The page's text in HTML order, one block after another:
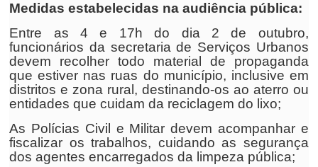
Medidas estabelecidas na audiência pública:
Entre as 4 e 17h do dia 2 de outubro,
funcionários da secretaria de Serviços Urbanos
devem recolher todo material de propaganda
que estiver nas ruas do município, inclusive em
distritos e zona rural, destinando-os ao aterro ou
entidades que cuidam da reciclagem do lixo;
As Polícias Civil e Militar devem acompanhar e
fiscalizar os trabalhos, cuidando as segurança
dos agentes encarregados da limpeza pública;